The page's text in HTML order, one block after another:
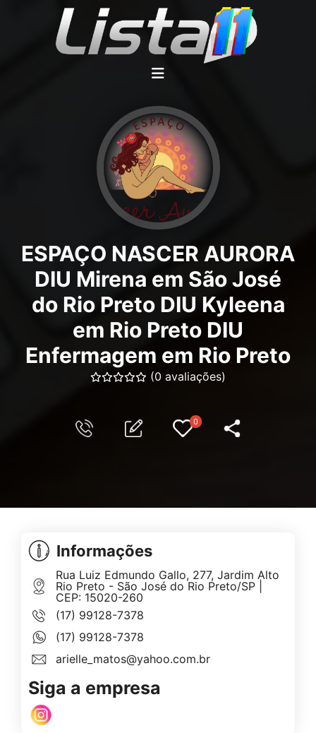
ESPAÇO NASCER AURORA
DIU Mirena em São José
do Rio Preto DIU Kyleena
em Rio Preto DIU
Enfermagem em Rio Preto
(0 avaliações)
0
Informações
Rua Luiz Edmundo Gallo, 277, Jardim Alto
Rio Preto - São José do Rio Preto/SP |
CEP: 15020-260
(17) 99128-7378
(17) 99128-7378
arielle_matos@yahoo.com.br
Siga a empresa